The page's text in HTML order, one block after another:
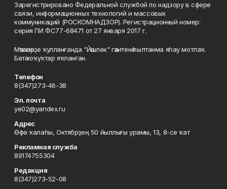
Зарегистрировано Федеральной службой по надзору в сфере
связи, информационных технологий и массовых
коммуникаций (РОСКОМНАДЗОР). Регистрационный номер:
серия ПИ ФС77-68471 от 27 января 2017 г.
Мәҡәләләрҙе ҡулланғанда "Йәшлек" гәзитенә һылтанма яһау мотлаҡ.
Бөтә хоҡуҡтар яҡланған.
Телефон
8(347)273-46-38
Эл. почта
ye02@yandex.ru
Адрес
Өфө ҡалаһы, Октябрҙең 50 йыллығы урамы, 13, 8-се ҡат
Рекламная служба
89174755304
Редакция
8(347)273-52-08